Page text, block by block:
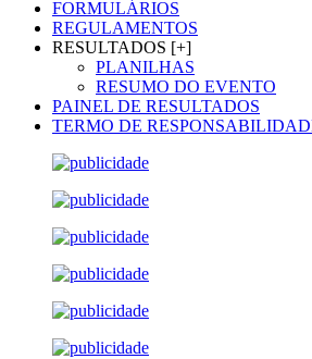
FORMULÁRIOS
REGULAMENTOS
RESULTADOS [+]
PLANILHAS
RESUMO DO EVENTO
PAINEL DE RESULTADOS
TERMO DE